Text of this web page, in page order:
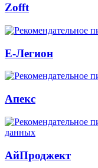
Zofft
Е-Легион
Апекс
данных
АйПроджект